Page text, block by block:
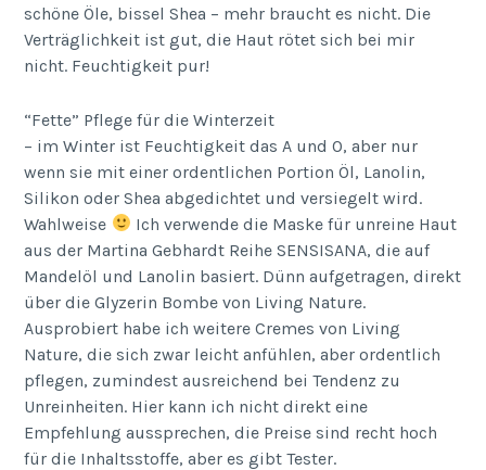
schöne Öle, bissel Shea – mehr braucht es nicht. Die
Verträglichkeit ist gut, die Haut rötet sich bei mir
nicht. Feuchtigkeit pur!
“Fette” Pflege für die Winterzeit
– im Winter ist Feuchtigkeit das A und O, aber nur
wenn sie mit einer ordentlichen Portion Öl, Lanolin,
Silikon oder Shea abgedichtet und versiegelt wird.
Wahlweise
Ich verwende die Maske für unreine Haut
aus der Martina Gebhardt Reihe SENSISANA, die auf
Mandelöl und Lanolin basiert. Dünn aufgetragen, direkt
über die Glyzerin Bombe von Living Nature.
Ausprobiert habe ich weitere Cremes von Living
Nature, die sich zwar leicht anfühlen, aber ordentlich
pflegen, zumindest ausreichend bei Tendenz zu
Unreinheiten. Hier kann ich nicht direkt eine
Empfehlung aussprechen, die Preise sind recht hoch
für die Inhaltsstoffe, aber es gibt Tester.